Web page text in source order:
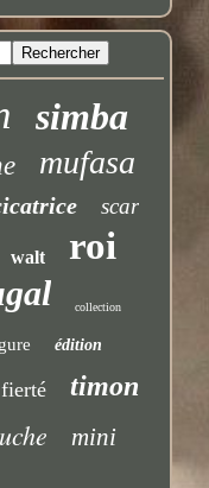
simba
mufasa
scar
walt roi
collection
édition
fierté timon
mini